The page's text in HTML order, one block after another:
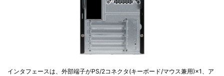
インタフェースは、外部端子がPS/2コネクタ(キーボード/マウス兼用)×1、ア